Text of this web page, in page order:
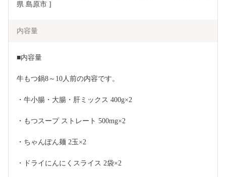
県 島原市 ]
内容量
■内容量
牛もつ鍋8～10人前の内容です。
・牛小腸・大腸・肝ミックス 400g×2
・もつスープ ストレート 500mg×2
・ちゃんぽん麺 2玉×2
・ドライにんにくスライス 2袋×2